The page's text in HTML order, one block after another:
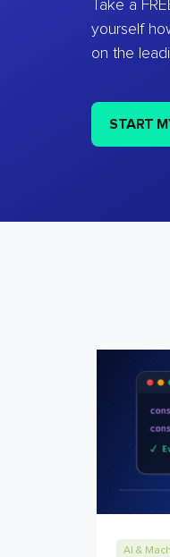
Take a
yourself
on the
START
AI &